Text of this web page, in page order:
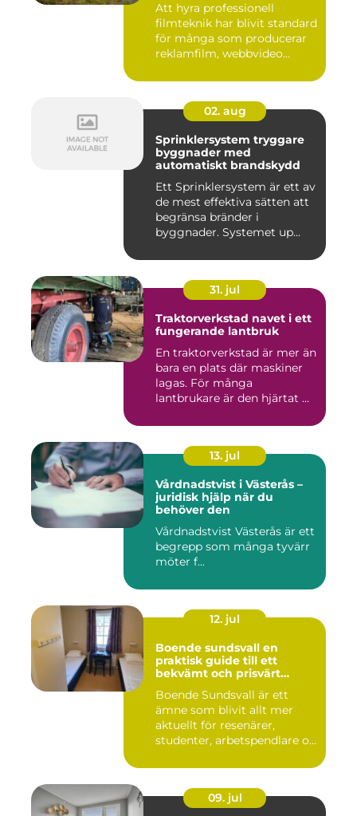
Att hyra professionell
filmteknik har blivit standard
för många som producerar
reklamfilm, webbvideo...
02. aug
Sprinklersystem tryggare
byggnader med
automatiskt brandskydd
Ett Sprinklersystem är ett av
de mest effektiva sätten att
begränsa bränder i
byggnader. Systemet up...
31. jul
Traktorverkstad navet i ett
fungerande lantbruk
En traktorverkstad är mer än
bara en plats där maskiner
lagas. För många
lantbrukare är den hjärtat ...
13. jul
Vårdnadstvist i Västerås –
juridisk hjälp när du
behöver den
Vårdnadstvist Västerås är ett
begrepp som många tyvärr
möter f...
12. jul
Boende sundsvall en
praktisk guide till ett
bekvämt och prisvärt
Boende Sundsvall är ett
ämne som blivit allt mer
aktuellt för resenärer,
studenter, arbetspendlare o...
09. jul